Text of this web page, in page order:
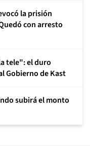
la prisión
con arresto
tele": el duro
Gobierno de Kast
subirá el monto